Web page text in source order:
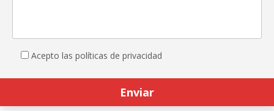
Acepto las políticas de privacidad